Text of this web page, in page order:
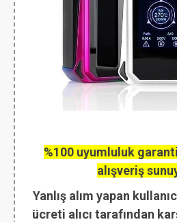
%100 uyumluluk
alışveriş
Yanlış alım yapan
ücreti alıcı tarafından